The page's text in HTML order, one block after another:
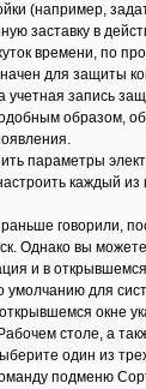
(например,
заставку в
времени, по
для защиты
запись
образом,
параметры
каждый
говорили,
Однако вы
и в
умолчанию для
окне
столе, а
один из
подменю